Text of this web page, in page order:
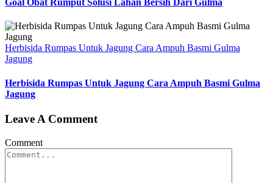
Goal Obat Rumput Solusi Lahan Bersih Dari Gulma
Herbisida Rumpas Untuk Jagung Cara Ampuh Basmi Gulma
Jagung
Herbisida Rumpas Untuk Jagung Cara Ampuh Basmi Gulma
Jagung
Leave A Comment
Comment